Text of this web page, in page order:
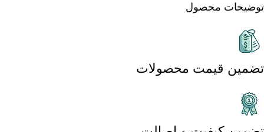
توضیحات محصول
تضمین قیمت محصولات